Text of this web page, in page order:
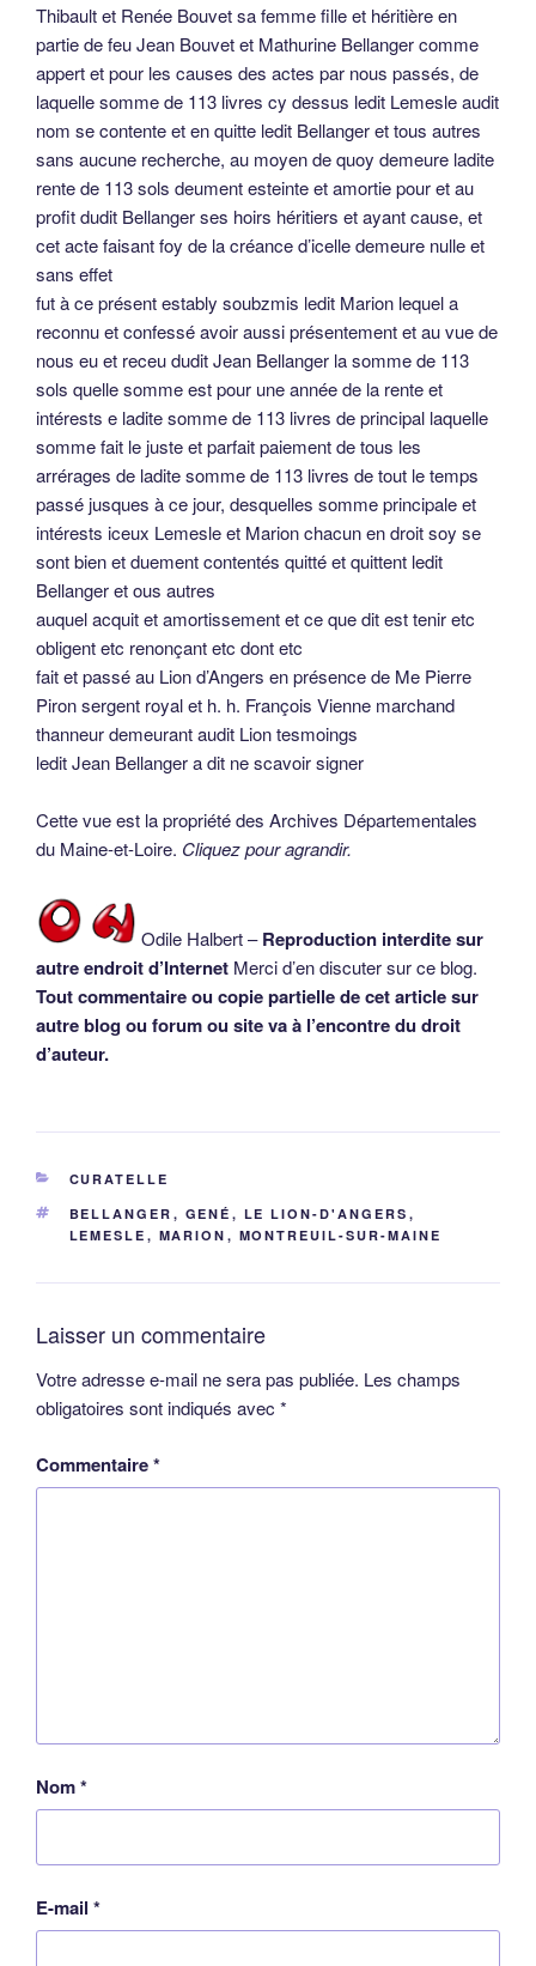
Thibault et Renée Bouvet sa femme fille et héritière en
partie de feu Jean Bouvet et Mathurine Bellanger comme
appert et pour les causes des actes par nous passés, de
laquelle somme de 113 livres cy dessus ledit Lemesle audit
nom se contente et en quitte ledit Bellanger et tous autres
sans aucune recherche, au moyen de quoy demeure ladite
rente de 113 sols deument esteinte et amortie pour et au
profit dudit Bellanger ses hoirs héritiers et ayant cause, et
cet acte faisant foy de la créance d’icelle demeure nulle et
sans effet
fut à ce présent estably soubzmis ledit Marion lequel a
reconnu et confessé avoir aussi présentement et au vue de
nous eu et receu dudit Jean Bellanger la somme de 113
sols quelle somme est pour une année de la rente et
intérests e ladite somme de 113 livres de principal laquelle
somme fait le juste et parfait paiement de tous les
arrérages de ladite somme de 113 livres de tout le temps
passé jusques à ce jour, desquelles somme principale et
intérests iceux Lemesle et Marion chacun en droit soy se
sont bien et duement contentés quitté et quittent ledit
Bellanger et ous autres
auquel acquit et amortissement et ce que dit est tenir etc
obligent etc renonçant etc dont etc
fait et passé au Lion d’Angers en présence de Me Pierre
Piron sergent royal et h. h. François Vienne marchand
thanneur demeurant audit Lion tesmoings
ledit Jean Bellanger a dit ne scavoir signer
Cette vue est la propriété des Archives Départementales
du Maine-et-Loire. Cliquez pour agrandir.
Odile Halbert –Reproduction interdite sur
autre endroit d’Internet Merci d’en discuter sur ce blog.
Tout commentaire ou copie partielle de cet article sur
autre blog ou forum ou site va à l’encontre du droit
d’auteur.
CATÉGORIES
CURATELLE
ÉTIQUETTES
BELLANGER , GENÉ , LE LION-D'ANGERS ,
LEMESLE , MARION , MONTREUIL-SUR-MAINE
Laisser un commentaire
Votre adresse e-mail ne sera pas publiée. Les champs
obligatoires sont indiqués avec *
Commentaire*
Nom*
E-mail *